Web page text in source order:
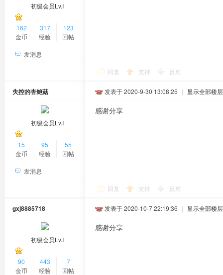
初级会员Lv.Ⅰ
162
金币
317
经验
123
回帖
发消息
回复 支持 反对
失控的杏鲍菇
初级会员Lv.Ⅰ
15
金币
95
经验
55
回帖
发消息
发表于 2020-9-30 13:08:25 | 显示全部楼层
感谢分享
回复 支持 反对
gxj8885718
初级会员Lv.Ⅰ
90
金币
443
经验
7
回帖
发表于 2020-10-7 22:19:36 | 显示全部楼层
感谢分享